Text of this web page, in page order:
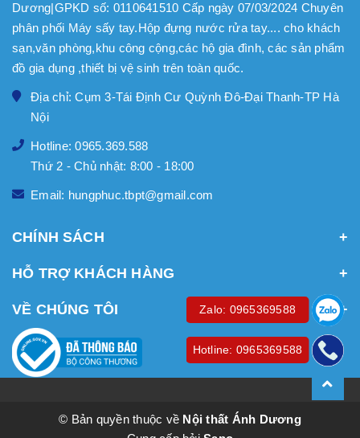
Dương|GPKD số: 0110641510 Cấp ngày 07/03/2024 Chuyên
phân phối Máy sấy tay.Hộp đựng nước rửa tay.... cho khách
sạn,văn phòng,khu công cộng,các hộ gia đình, các sản phẩm
đồ gia dụng ,thiết bị vệ sinh trên toàn quốc.
Địa chỉ: Cụm 3-Tái Định Cư Quỳnh Đô-Đại Thanh-TP Hà
Nội
Hotline: 0965.369.588
Thứ 2 - Chủ nhật: 8:00 - 18:00
Email: hungphuc.tbpt@gmail.com
CHÍNH SÁCH
HỖ TRỢ KHÁCH HÀNG
VỀ CHÚNG TÔI
© Bản quyền thuộc về Nội thất Ánh Dương
Zalo: 0965369588
Hotline: 0965369588